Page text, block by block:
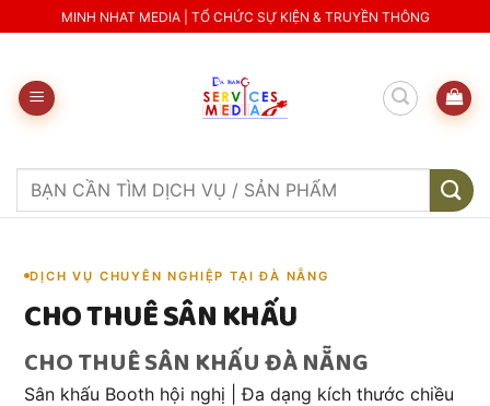
to
MINH NHAT MEDIA | TỔ CHỨC SỰ KIỆN & TRUYỀN THÔNG
Search
DỊCH VỤ CHUYÊN NGHIỆP TẠI ĐÀ NẴNG
CHO THUÊ SÂN KHẤU
CHO THUÊ SÂN KHẤU ĐÀ NẴNG
Sân khấu Booth hội nghị | Đa dạng kích thước chiều